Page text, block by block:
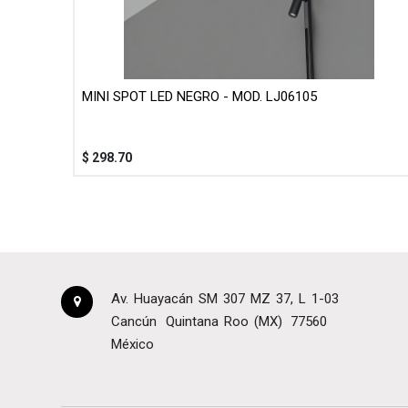
MINI SPOT LED NEGRO - MOD. LJ06105
$ 298.70
Av. Huayacán SM 307 MZ 37, L 1-03
Cancún
Quintana Roo (MX)
77560
México